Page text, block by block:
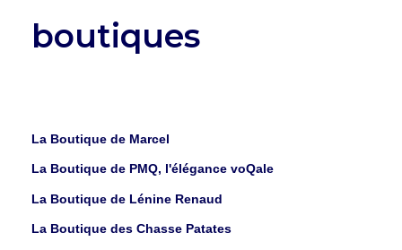
boutiques
La Boutique de Marcel
La Boutique de PMQ, l'élégance voQale
La Boutique de Lénine Renaud
La Boutique des Chasse Patates